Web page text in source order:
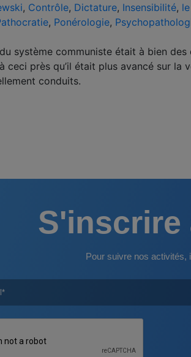
, Contrôle, Dictature, Insensibilité,
, Ponérologie,
système communiste était à bien
ceci près qu’il était plus avancé sur la
conduits.
S'inscrire
Pour suivre nos activités,